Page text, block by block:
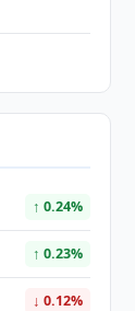
↑ 0.24%
↑ 0.23%
↓ 0.12%